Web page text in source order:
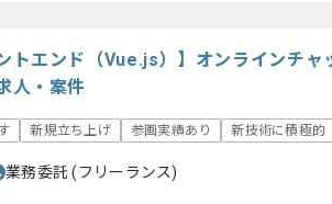
トエンド（Vue.js）】オンラインチャ
人・案件
新規立ち上げ 参画実績あり 新技術に積極的
業務委託(フリーランス)